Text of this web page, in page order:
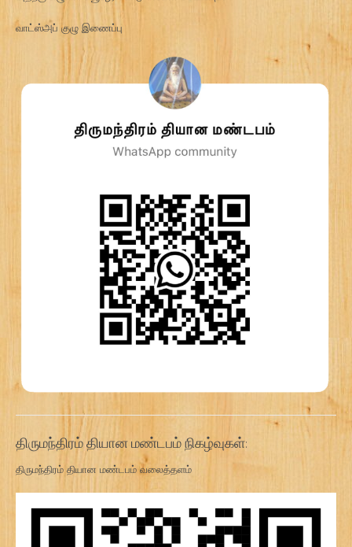
வாட்ஸ்அப் குழு இணைப்பு
திருமந்திரம் தியான மண்டபம் நிகழ்வுகள்:
திருமந்திரம் தியான மண்டபம் வலைத்தளம்